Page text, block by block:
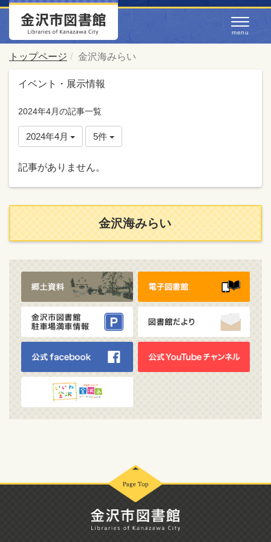
トップページ 金沢海みらい
イベント・展示情報
2024年4月の記事一覧
2024年4月 5件
記事がありません。
金沢海みらい